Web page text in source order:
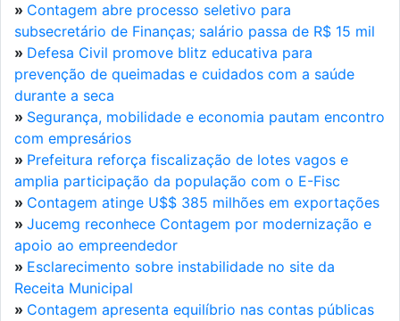
» Contagem abre processo seletivo para
subsecretário de Finanças; salário passa de R$ 15 mil
» Defesa Civil promove blitz educativa para
prevenção de queimadas e cuidados com a saúde
durante a seca
» Segurança, mobilidade e economia pautam encontro
com empresários
» Prefeitura reforça fiscalização de lotes vagos e
amplia participação da população com o E-Fisc
» Contagem atinge U$$ 385 milhões em exportações
» Jucemg reconhece Contagem por modernização e
apoio ao empreendedor
» Esclarecimento sobre instabilidade no site da
Receita Municipal
» Contagem apresenta equilíbrio nas contas públicas